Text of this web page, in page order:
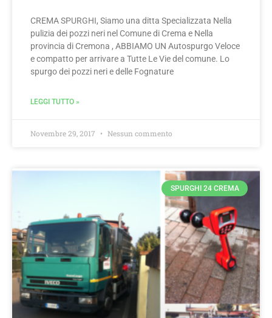
CREMA SPURGHI, Siamo una ditta Specializzata Nella
pulizia dei pozzi neri nel Comune di Crema e Nella
provincia di Cremona , ABBIAMO UN Autospurgo Veloce
e compatto per arrivare a Tutte Le Vie del comune. Lo
spurgo dei pozzi neri e delle Fognature
LEGGI TUTTO »
Novembre 29, 2017 Nessun commento
SPURGHI 24 CREMA